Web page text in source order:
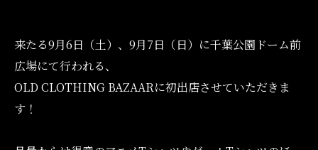
来たる9月6日（土）、9月7日（日）に千葉公園ドーム前
広場にて行われる、
OLD CLOTHING BAZAARに初出店させていただきま
す！